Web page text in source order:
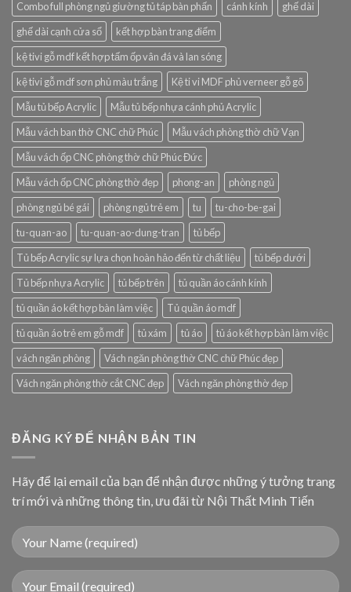
Combo full phòng ngủ giường tủ táp bàn phấn
cánh kính
ghế dài
ghế dài cạnh cửa sổ
kết hợp bàn trang điểm
kệ tivi gỗ mdf kết hợp tấm ốp vân đá và lan sóng
kệ tivi gỗ mdf sơn phủ màu trắng
Kệ ti vi MDF phủ verneer gỗ gõ
Mẫu tủ bếp Acrylic
Mẫu tủ bếp nhựa cánh phủ Acrylic
Mẫu vách ban thờ CNC chữ Phúc
Mẫu vách phòng thờ chữ Vạn
Mẫu vách ốp CNC phòng thờ chữ Phúc Đức
Mẫu vách ốp CNC phòng thờ đẹp
phong-an
phòng ngủ
phòng ngủ bé gái
phòng ngủ trẻ em tu
tu-cho-be-gai
tu-quan-ao
tu-quan-ao-dung-tran
tủ bếp
Tủ bếp Acrylic sự lựa chọn hoàn hảo đến từ chất liệu
tủ bếp dưới
Tủ bếp nhựa Acrylic
tủ bếp trên
tủ quần áo cánh kính
tủ quần áo kết hợp bàn làm việc
Tủ quần áo mdf
tủ quần áo trẻ em gỗ mdf
tủ xám tủ áo
tủ áo kết hợp bàn làm việc
vách ngăn phòng
Vách ngăn phòng thờ CNC chữ Phúc đẹp
Vách ngăn phòng thờ cắt CNC đẹp
Vách ngăn phòng thờ đẹp
ĐĂNG KÝ ĐỂ NHẬN BẢN TIN
Hãy để lại email của bạn để nhận được những ý tưởng trang
trí mới và những thông tin, ưu đãi từ Nội Thất Minh Tiến